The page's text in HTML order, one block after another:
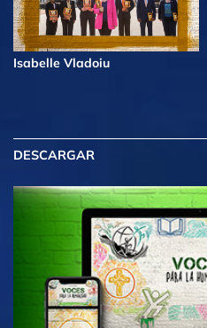
Isabelle Vladoiu
DESCARGAR